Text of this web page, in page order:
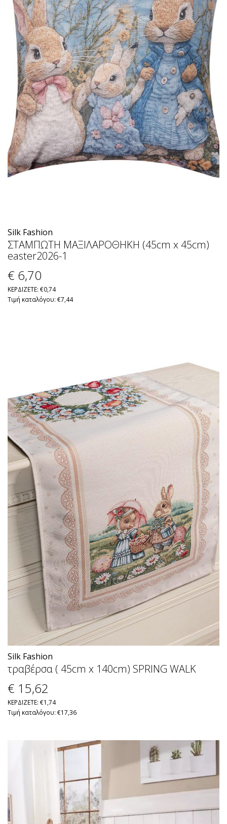
Silk Fashion
ΣΤΑΜΠΩΤΗ ΜΑΞΙΛΑΡΟΘΗΚΗ (45cm x 45cm)
easter2026-1
€ 6,70
ΚΕΡΔΙΖΕΤΕ: €0,74
Τιμή καταλόγου: €7,44
Silk Fashion
τραβέρσα ( 45cm x 140cm) SPRING WALK
€ 15,62
ΚΕΡΔΙΖΕΤΕ: €1,74
Τιμή καταλόγου: €17,36